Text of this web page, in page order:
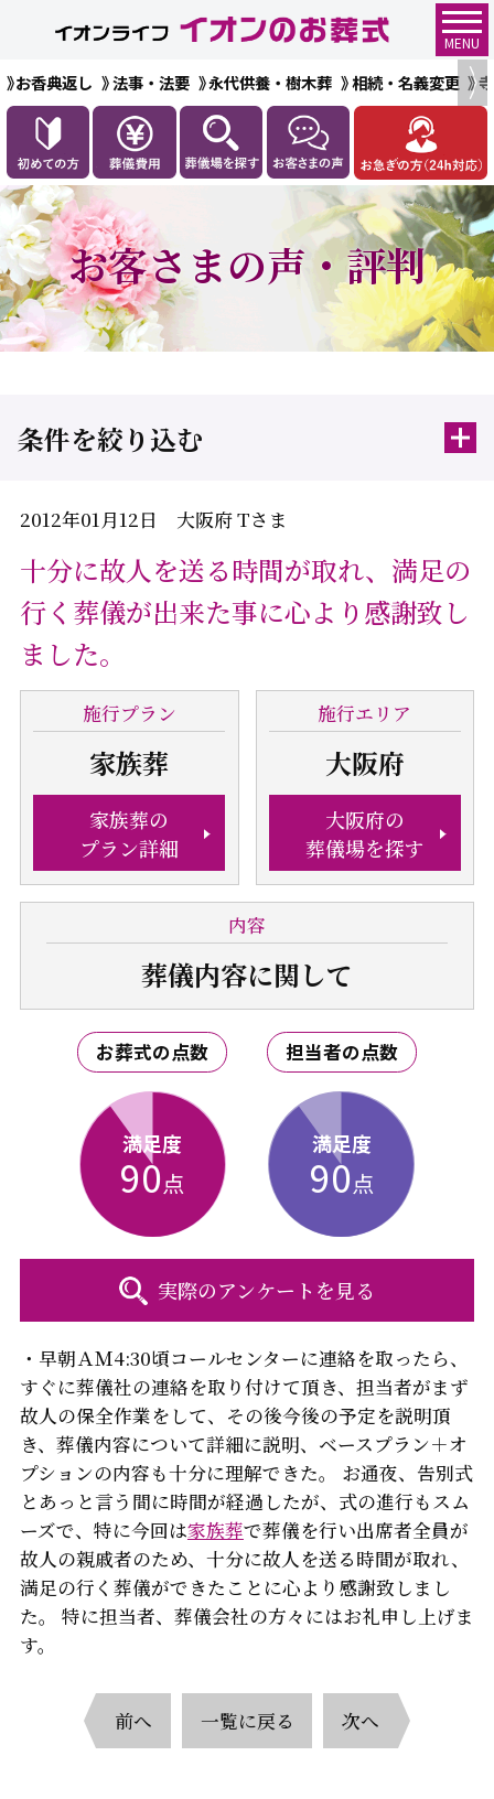
MENU
お香典返し 法事・法要 永代供養・樹木葬 相続・名義変更
お客さまの声・評判
条件を絞り込む
2012年01月12日 大阪府 Tさま
十分に故人を送る時間が取れ、満足の
行く葬儀が出来た事に心より感謝致し
ました。
施行プラン
家族葬
家族葬の
プラン詳細
施行エリア
大阪府
大阪府の
葬儀場を探す
内容
葬儀内容に関して
お葬式の点数
満足度
90点
担当者の点数
満足度
90点
実際のアンケートを見る
・早朝ＡＭ4:30頃コールセンターに連絡を取ったら、
すぐに葬儀社の連絡を取り付けて頂き、担当者がまず
故人の保全作業をして、その後今後の予定を説明頂
き、葬儀内容について詳細に説明、ベースプラン＋オ
プションの内容も十分に理解できた。 お通夜、告別式
とあっと言う間に時間が経過したが、式の進行もスム
ーズで、特に今回は家族葬で葬儀を行い出席者全員が
故人の親戚者のため、十分に故人を送る時間が取れ、
満足の行く葬儀ができたことに心より感謝致しまし
た。 特に担当者、葬儀会社の方々にはお礼申し上げま
す。
前へ 一覧に戻る 次へ